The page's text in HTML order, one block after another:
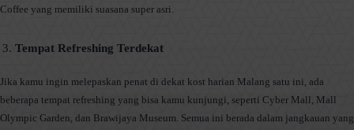
Coffee yang memiliki suasana super asri.
Tempat Refreshing Terdekat
Jika kamu ingin melepaskan penat di dekat kost harian Malang satu ini, ada
beberapa tempat refreshing yang bisa kamu kunjungi, seperti Cyber Mall, Mall
Olympic Garden, dan Brawijaya Museum. Semua ini berada dalam jangkauan yang